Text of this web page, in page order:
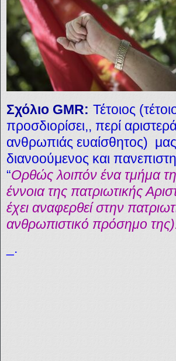
Σχόλιο GMR: Τέτοιος
προσδιορίσει,, περί
ανθρωπιάς ευαίσθητος)
διανοούμενος και
“Ορθώς λοιπόν ένα τμήμα
έννοια της πατριωτικής
έχει αναφερθεί στην
ανθρωπιστικό πρόσημο
_.